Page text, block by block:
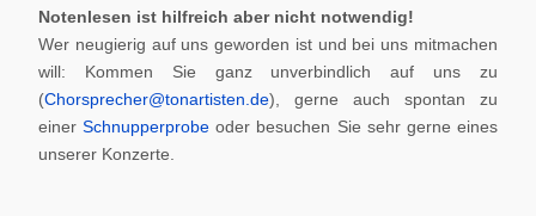
Notenlesen ist hilfreich aber nicht notwendig!
Wer neugierig auf uns geworden ist und bei uns mitmachen
will: Kommen Sie ganz unverbindlich auf uns zu
(Chorsprecher@tonartisten.de), gerne auch spontan zu
einerSchnupperprobe oder besuchen Sie sehr gerne eines
unserer Konzerte.